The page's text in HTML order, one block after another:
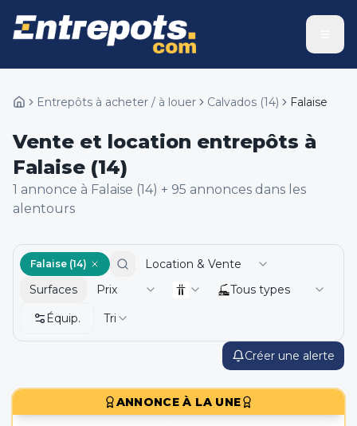
Entrepôts à acheter / à louer Calvados (14) Falaise
Vente et location entrepôts à
Falaise (14)
1 annonce à Falaise (14) + 95 annonces dans les
alentours
Créer une alerte
Falaise (14)
Location & Vente
Surfaces
Prix
Tous types
Équip.
Tri
ANNONCE À LA UNE